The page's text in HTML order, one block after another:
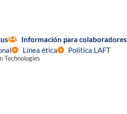
Información para colaboradores
Línea ética Política LAFT
Technologies